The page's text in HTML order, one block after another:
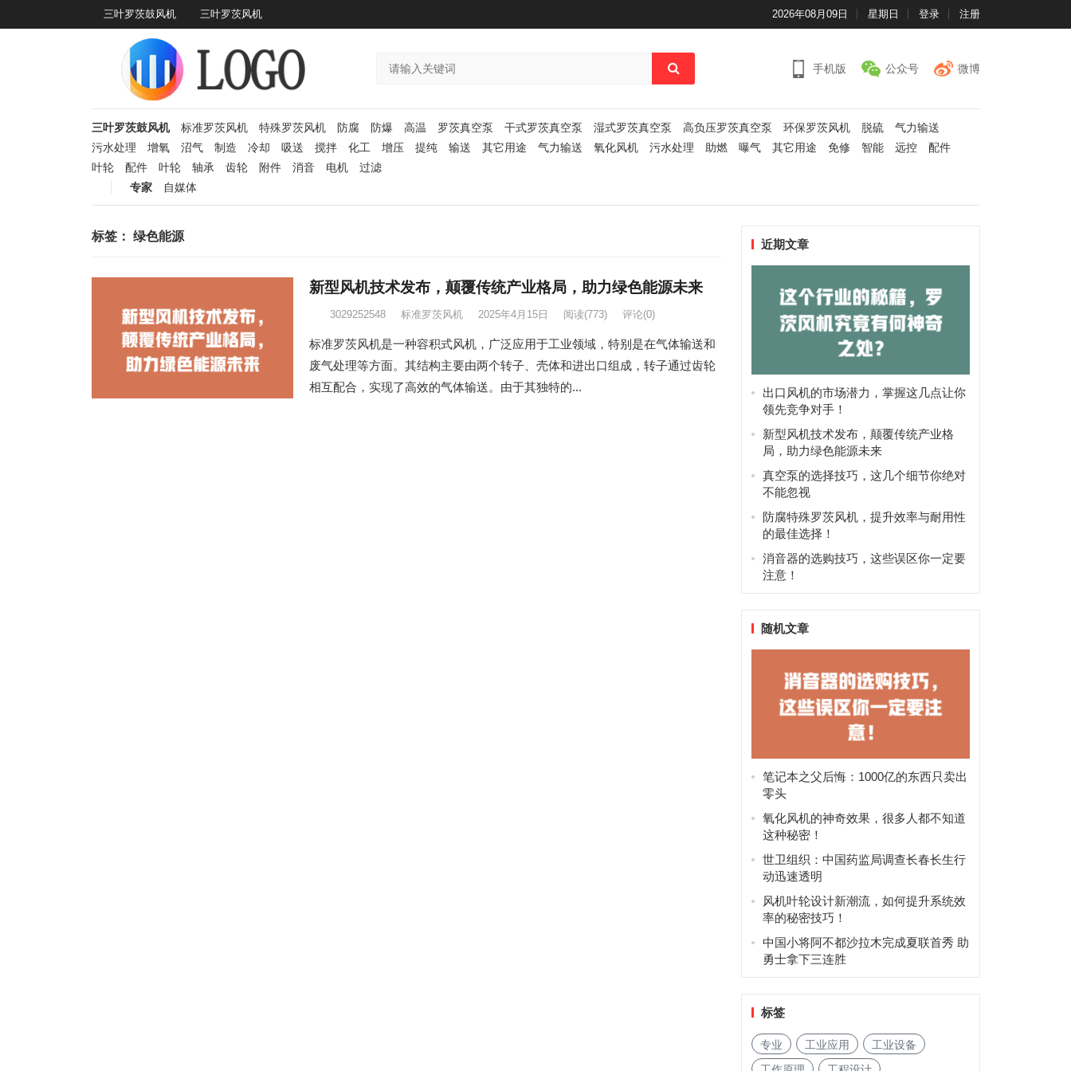
三叶罗茨鼓风机 三叶罗茨风机 2026年08月09日 星期日 登录 注册
手机版 公众号 微博
三叶罗茨鼓风机 标准罗茨风机 特殊罗茨风机 防腐 防爆 高温 罗茨真空泵 干式罗茨真空泵 湿式罗茨真空泵 高负压罗茨真空泵 环保罗茨风机 脱硫
气力输送
污水处理
增氧 沼气 制造 冷却 吸送 搅拌 化工 增压 提纯 输送 其它用途 气力输送 氧化风机 污水处理 助燃 曝气 其它用途 免修 智能 远控
配件
叶轮
配件 叶轮 轴承 齿轮 附件 消音 电机
过滤
专家
自媒体
标签： 绿色能源
新型风机技术发布，颠覆传统产业格局，助力绿色能源未来
3029252548 标准罗茨风机 2025年4月15日 阅读(773) 评论(0)
标准罗茨风机是一种容积式风机，广泛应用于工业领域，特别是在气体输送和
废气处理等方面。其结构主要由两个转子、壳体和进出口组成，转子通过齿轮
相互配合，实现了高效的气体输送。由于其独特的...
近期文章
出口风机的市场潜力，掌握这几点让你
领先竞争对手！
新型风机技术发布，颠覆传统产业格
局，助力绿色能源未来
真空泵的选择技巧，这几个细节你绝对
不能忽视
防腐特殊罗茨风机，提升效率与耐用性
的最佳选择！
消音器的选购技巧，这些误区你一定要
注意！
随机文章
笔记本之父后悔：1000亿的东西只卖出
零头
氧化风机的神奇效果，很多人都不知道
这种秘密！
世卫组织：中国药监局调查长春长生行
动迅速透明
风机叶轮设计新潮流，如何提升系统效
率的秘密技巧！
中国小将阿不都沙拉木完成夏联首秀 助
勇士拿下三连胜
标签
专业 工业应用
工业设备